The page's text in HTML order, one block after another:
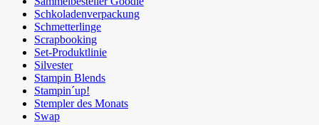
Schkoladenverpackung
Schmetterlinge
Scrapbooking
Set-Produktlinie
Silvester
Stampin Blends
Stampin´up!
Stempler des Monats
Swap